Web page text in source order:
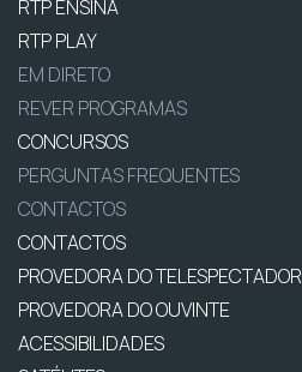
RTP ENSINA
RTP PLAY
EM DIRETO
REVER PROGRAMAS
CONCURSOS
PERGUNTAS FREQUENTES
CONTACTOS
CONTACTOS
PROVEDORA DO TELESPECTADOR
PROVEDORA DO OUVINTE
ACESSIBILIDADES